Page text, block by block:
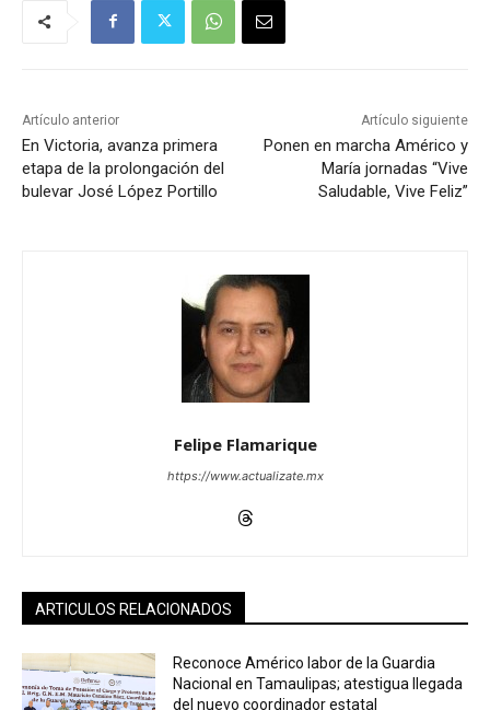
Artículo anterior
En Victoria, avanza primera
etapa de la prolongación del
bulevar José López Portillo
Artículo siguiente
Ponen en marcha Américo y
María jornadas “Vive
Saludable, Vive Feliz”
Felipe Flamarique
https://www.actualizate.mx
ARTICULOS RELACIONADOS
Reconoce Américo labor de la Guardia
Nacional en Tamaulipas; atestigua llegada
del nuevo coordinador estatal